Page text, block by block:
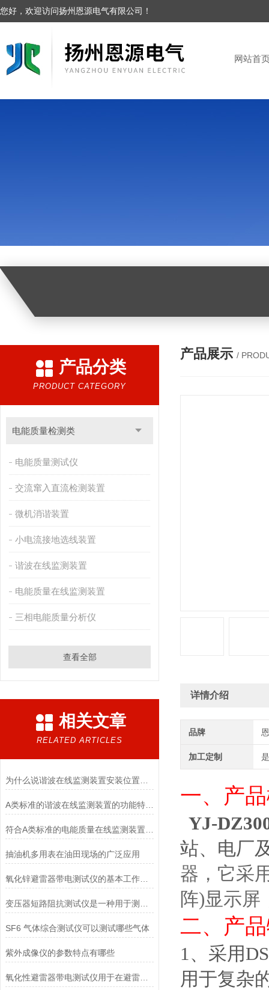
您好，欢迎访问扬州恩源电气有限公司！
网站首
产品分类
PRODUCT CATEGORY
电能质量检测类
电能质量测试仪
交流窜入直流检测装置
微机消谐装置
小电流接地选线装置
谐波在线监测装置
电能质量在线监测装置
三相电能质量分析仪
查看全部
相关文章
RELATED ARTICLES
​A类标准的谐波在线监测装置的功能特点与参数
抽油机多用表在油田现场的广泛应用
氧化锌避雷器带电测试仪的基本工作原理讲解
SF6 气体综合测试仪可以测试哪些气体
紫外成像仪的参数特点有哪些
氧化性避雷器带电测试仪用于在避雷器带电状态下进行各项相关电气参数的测试
产品展示 /
详情介绍
品牌
加工定制
一、产
YJ-
站、电厂
器，它采
阵)显示屏
二、 产
1、采用
用于复杂